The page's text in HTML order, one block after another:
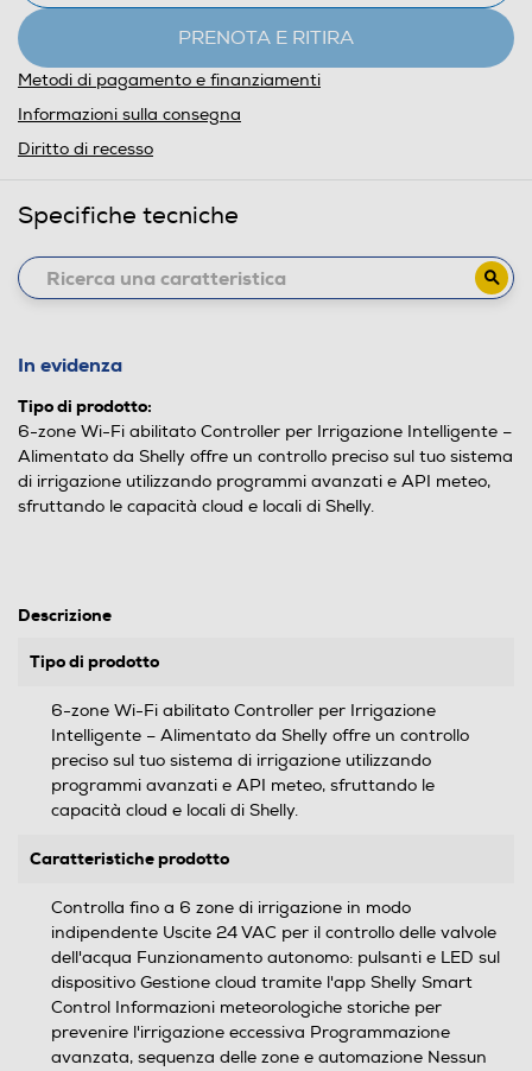
PRENOTA E RITIRA
Metodi di pagamento e finanziamenti
Informazioni sulla consegna
Diritto di recesso
Specifiche tecniche
In evidenza
Tipo di prodotto:
6-zone Wi-Fi abilitato Controller per Irrigazione Intelligente –
Alimentato da Shelly offre un controllo preciso sul tuo sistema
di irrigazione utilizzando programmi avanzati e API meteo,
sfruttando le capacità cloud e locali di Shelly.
Descrizione
Tipo di prodotto
6-zone Wi-Fi abilitato Controller per Irrigazione
Intelligente – Alimentato da Shelly offre un controllo
preciso sul tuo sistema di irrigazione utilizzando
programmi avanzati e API meteo, sfruttando le
capacità cloud e locali di Shelly.
Caratteristiche prodotto
Controlla fino a 6 zone di irrigazione in modo
indipendente Uscite 24 VAC per il controllo delle valvole
dell'acqua Funzionamento autonomo: pulsanti e LED sul
dispositivo Gestione cloud tramite l'app Shelly Smart
Control Informazioni meteorologiche storiche per
prevenire l'irrigazione eccessiva Programmazione
avanzata, sequenza delle zone e automazione Nessun